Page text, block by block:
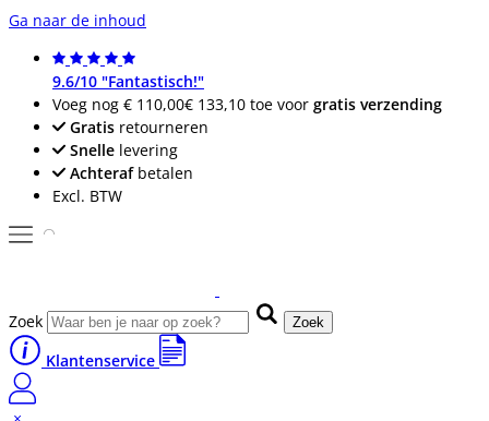
Ga naar de inhoud
9.6/10 "Fantastisch!"
Voeg nog € 110,00€ 133,10 toe voor gratis verzending
Gratis retourneren
Snelle levering
Achterafbetalen
Excl. BTW
Zoek Zoek
Klantenservice